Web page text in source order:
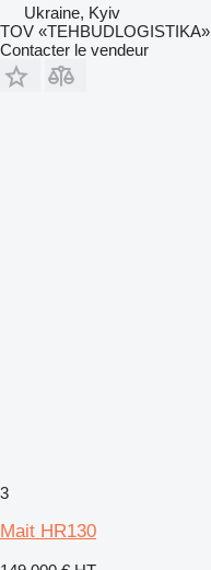
Ukraine, Kyiv
TOV «TEHBUDLOGISTIKA»
Contacter le vendeur
3
Mait HR130